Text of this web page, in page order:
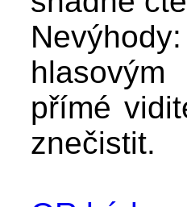
přímé
znečistit.